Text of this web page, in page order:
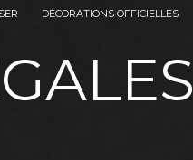
DÉCORATIONS OFFICIELLES